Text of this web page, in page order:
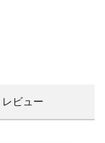
レビュー